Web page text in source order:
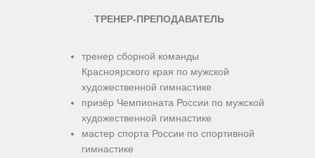
ТРЕНЕР-ПРЕПОДАВАТЕЛЬ
тренер сборной команды
Красноярского края по мужской
художественной гимнастике
призёр Чемпионата России по мужской
художественной гимнастике
мастер спорта России по спортивной
гимнастике